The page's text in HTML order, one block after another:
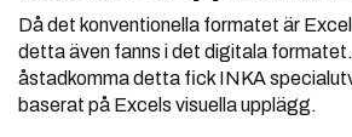
Då det konventionella formatet är
detta även fanns i det digitala
åstadkomma detta fick INKA
baserat på Excels visuella upplägg.